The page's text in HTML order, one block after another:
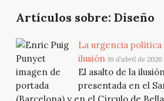
Artículos sobre: Diseño
La urgencia
ilusión 16 d'abril de 2026
El asalto de la
presentada en el
(Barcelona) y en el Círculo de